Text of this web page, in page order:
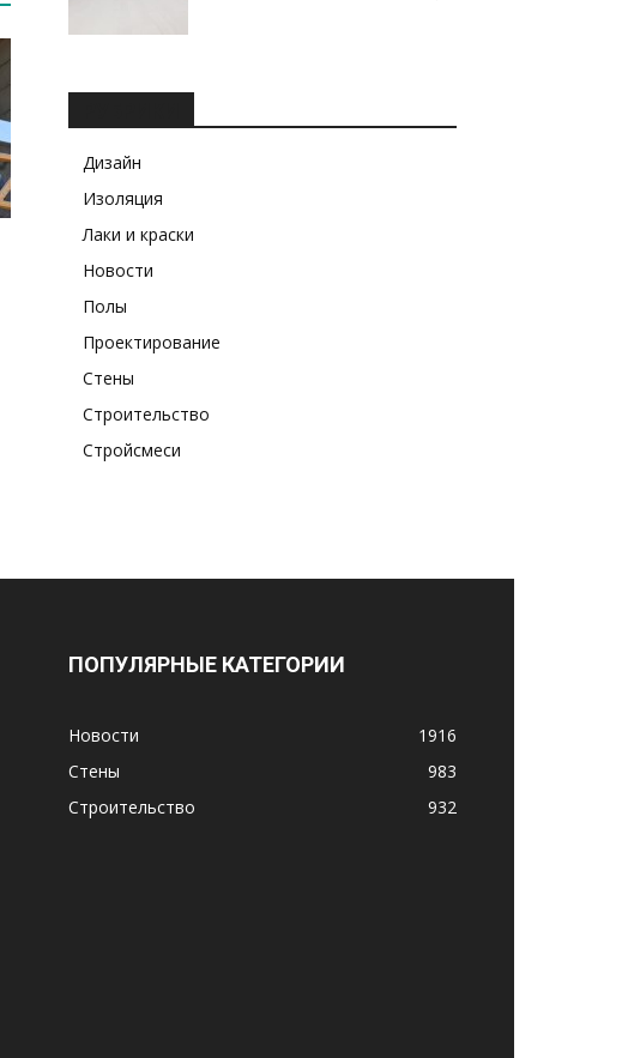
Дизайн
Изоляция
Лаки и краски
Новости
Полы
Проектирование
Стены
Строительство
Стройсмеси
ПОПУЛЯРНЫЕ КАТЕГОРИИ
Новости
1916
Стены
983
Строительство
932